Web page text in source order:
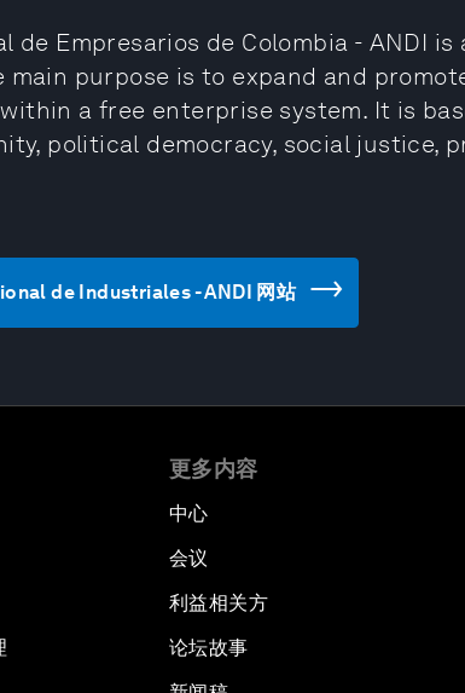
de Empresarios de Colombia - ANDI
main purpose is to expand and
a free enterprise system. It is
political democracy, social justice,
de Industriales - ANDI 网站
更多内容
中心
会议
利益相关方
论坛故事